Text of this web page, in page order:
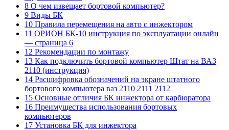
8 О чем извещает бортовой компьютер?
9 Виды БК
10 Правила перемещения на авто с инжектором
11 ОРИОН БК-10 инструкция по эксплуатации онлайн
— страница 6
12 Рекомендации по монтажу
13 Как подключить бортовой компьютер Штат на ВАЗ
2110 (инструкция)
14 Расшифровка обозначений на экране штатного
бортового компьютера ваз 2110 2111 2112
15 Основные отличия БК инжектора от карбюратора
16 Преимущества использования бортовых
компьютеров
17 Установка БК для инжектора